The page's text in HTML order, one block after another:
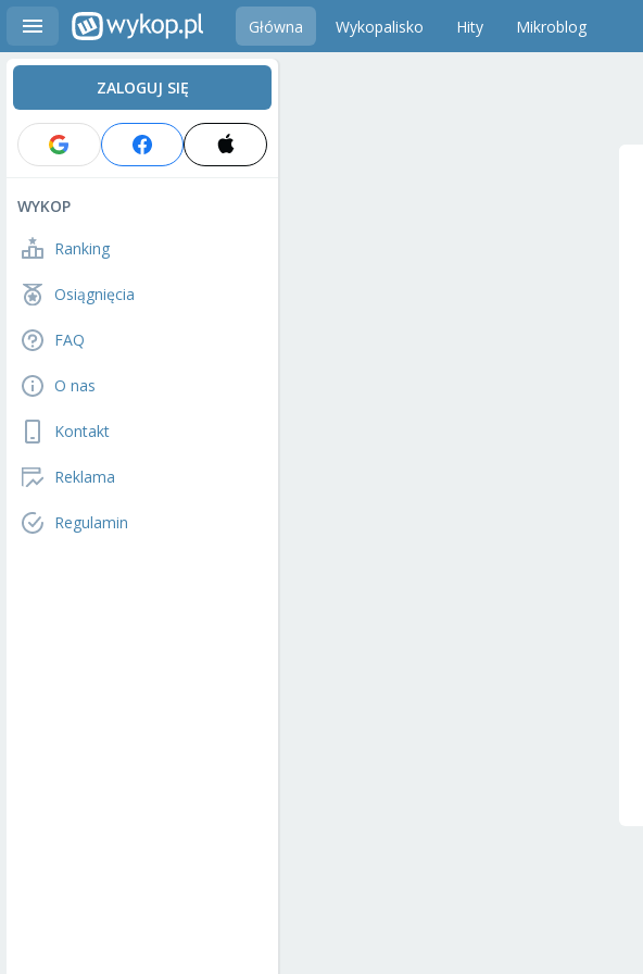
Główna Wykopalisko Hity Mikroblog
ZALOGUJ SIĘ
WYKOP
Ranking
Osiągnięcia
FAQ
O nas
Kontakt
Reklama
Regulamin